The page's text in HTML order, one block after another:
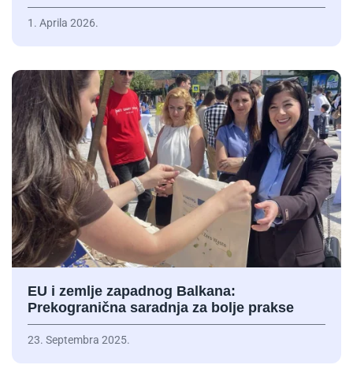
1. Aprila 2026.
EU i zemlje zapadnog Balkana:
Prekogranična saradnja za bolje prakse
23. Septembra 2025.